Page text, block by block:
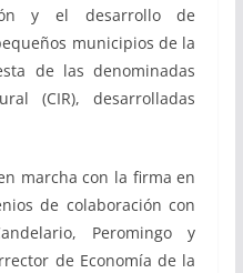
y el desarrollo de
municipios de la
de las denominadas
(CIR), desarrolladas
marcha con la firma en
de colaboración con
Peromingo y
de Economía de la